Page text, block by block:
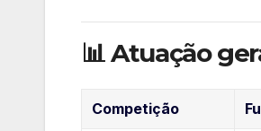
📊 Atuação
Competição